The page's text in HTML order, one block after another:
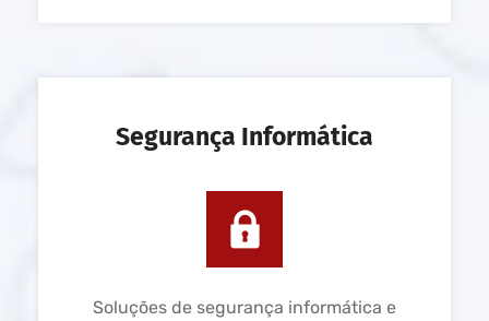
Segurança Informática
Soluções de segurança informática e